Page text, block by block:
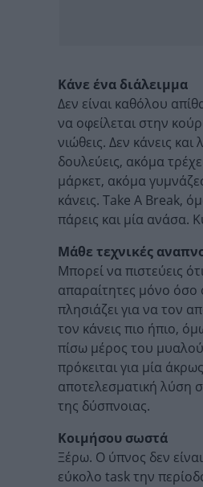
Κάνε ένα διάλειμμα
Δεν είναι καθόλου
να οφείλεται στην
νιώθεις. Δεν κάνεις και
δουλεύεις, ακόμα
μάρκετ, ακόμα
κάνεις. Take A Break,
πάρεις και μία ανάσα.
Μάθε τεχνικές
Μπορεί να πιστεύεις
απαραίτητες μόνο όσο
πλησιάζει για να τον
τον κάνεις πιο ήπιο,
πίσω μέρος του
πρόκειται για μία άκρως
αποτελεσματική λύση
της δύσπνοιας.
Κοιμήσου σωστά
Ξέρω. Ο ύπνος δεν
εύκολο task την